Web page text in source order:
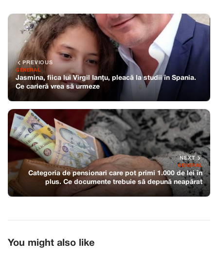
PREVIOUS
GENERAL
Jasmina, fiica lui Virgil Ianțu, pleacă la studii în Spania.
Ce carieră vrea să urmeze
NEXT
GENERAL
Categoria de pensionari care pot primi 1.000 de lei în
plus. Ce documente trebuie să depună neapărat
You might also like